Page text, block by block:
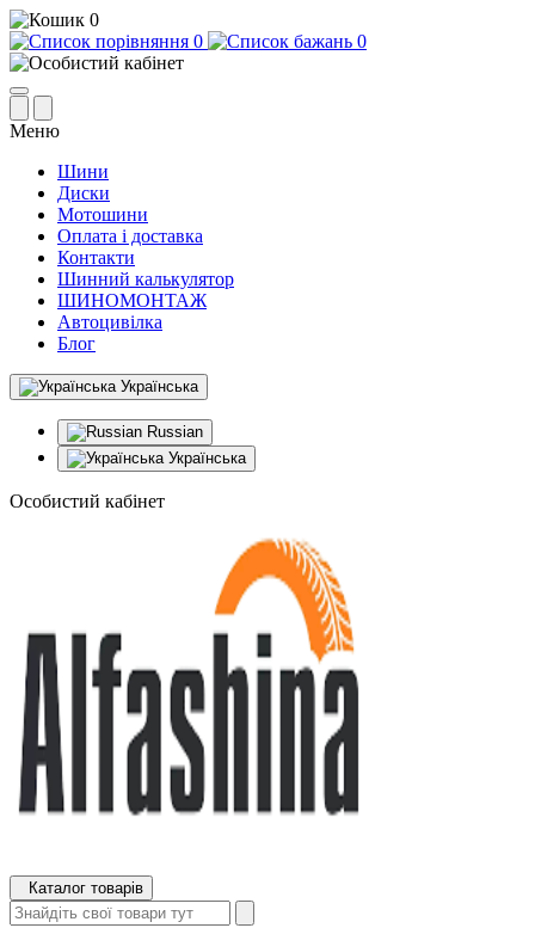
0
0
0
Меню
Шини
Диски
Мотошини
Оплата і доставка
Контакти
Шинний калькулятор
ШИНОМОНТАЖ
Автоцивілка
Блог
Українська
Russian
Українська
Особистий кабінет
Каталог товарів